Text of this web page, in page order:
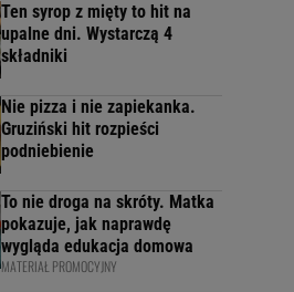
Ten syrop z mięty to hit na
upalne dni. Wystarczą 4
składniki
Nie pizza i nie zapiekanka.
Gruziński hit rozpieści
podniebienie
To nie droga na skróty. Matka
pokazuje, jak naprawdę
wygląda edukacja domowa
MATERIAŁ PROMOCYJNY